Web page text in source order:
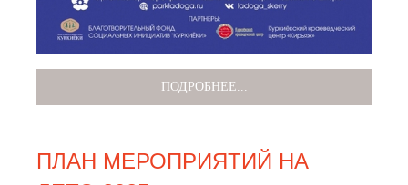
ПОДРОБНЕЕ...
ПЛАН МЕРОПРИЯТИЙ НА